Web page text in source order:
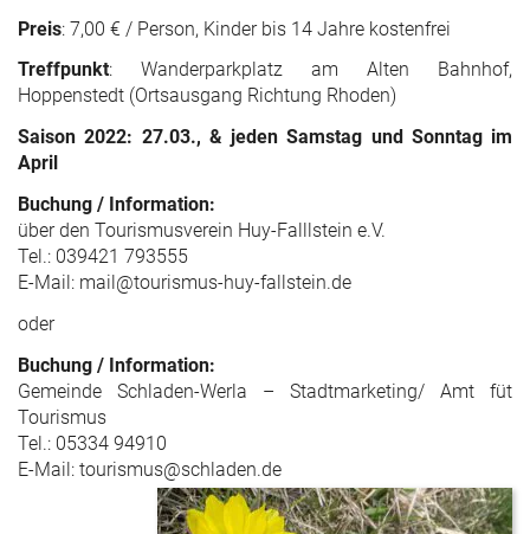
Preis: 7,00 € / Person, Kinder bis 14 Jahre kostenfrei
Treffpunkt: Wanderparkplatz am Alten Bahnhof,
Hoppenstedt (Ortsausgang Richtung Rhoden)
Saison 2022: 27.03., & jeden Samstag und Sonntag im
April
Buchung / Information:
über den Tourismusverein Huy-Falllstein e.V.
Tel.: 039421 793555
E-Mail: mail@tourismus-huy-fallstein.de
oder
Buchung / Information:
Gemeinde Schladen-Werla – Stadtmarketing/ Amt füt
Tourismus
Tel.: 05334 94910
E-Mail: tourismus@schladen.de